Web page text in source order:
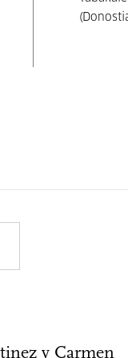
y Carmen